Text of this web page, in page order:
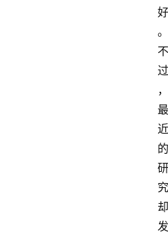
好
。
不
过
，
最
近
的
研
究
却
发